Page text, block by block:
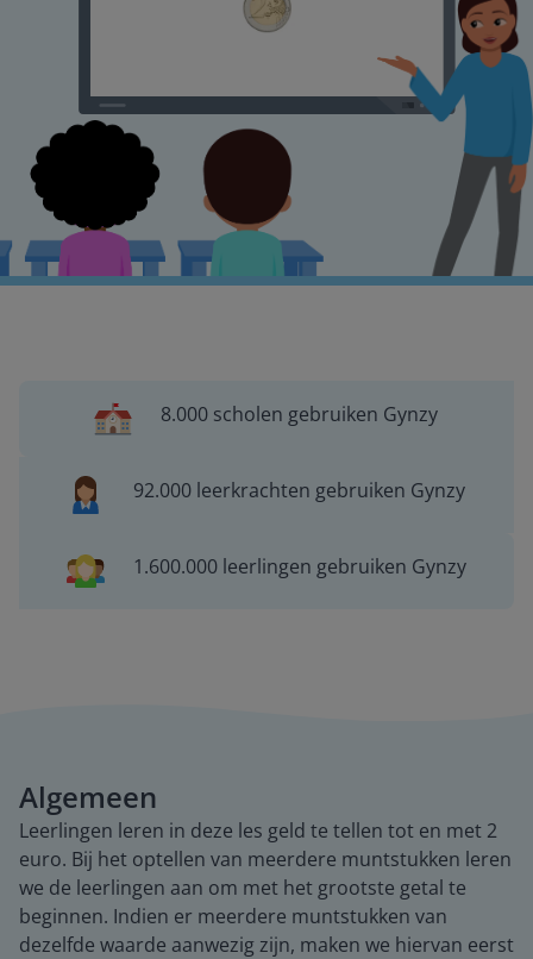
8.000 scholen gebruiken Gynzy
92.000 leerkrachten gebruiken Gynzy
1.600.000 leerlingen gebruiken Gynzy
Algemeen
Leerlingen leren in deze les geld te tellen tot en met 2
euro. Bij het optellen van meerdere muntstukken leren
we de leerlingen aan om met het grootste getal te
beginnen. Indien er meerdere muntstukken van
dezelfde waarde aanwezig zijn, maken we hiervan eerst